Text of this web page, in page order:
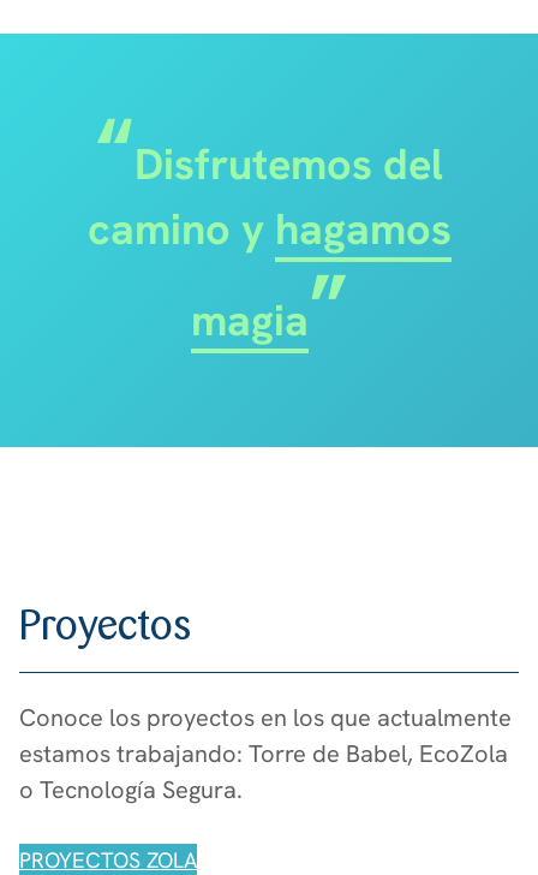
Disfrutemos del
camino y hagamos
magia
Proyectos
Conoce los proyectos en los que actualmente
estamos trabajando: Torre de Babel, EcoZola
o Tecnología Segura.
PROYECTOS ZOLA